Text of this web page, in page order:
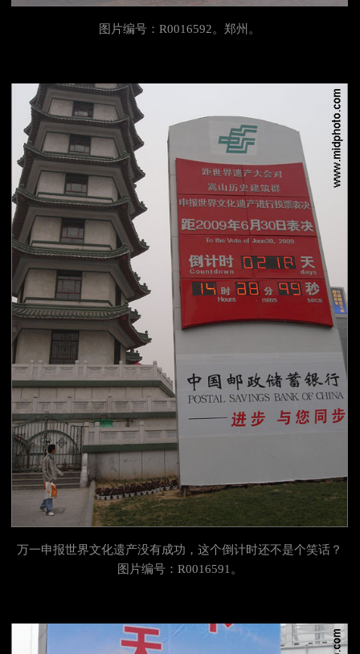
图片编号：R0016592。郑州。
万一申报世界文化遗产没有成功，这个倒计时还不是个笑话？
图片编号：R0016591。